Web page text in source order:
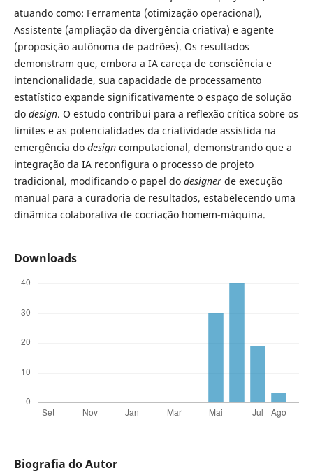
atuando como: Ferramenta (otimização operacional),
Assistente (ampliação da divergência criativa) e agente
(proposição autônoma de padrões). Os resultados
demonstram que, embora a IA careça de consciência e
intencionalidade, sua capacidade de processamento
estatístico expande significativamente o espaço de solução
do design. O estudo contribui para a reflexão crítica sobre os
limites e as potencialidades da criatividade assistida na
emergência do designcomputacional, demonstrando que a
integração da IA reconfigura o processo de projeto
tradicional, modificando o papel do designerde execução
manual para a curadoria de resultados, estabelecendo uma
dinâmica colaborativa de cocriação homem-máquina.
Downloads
Biografia do Autor